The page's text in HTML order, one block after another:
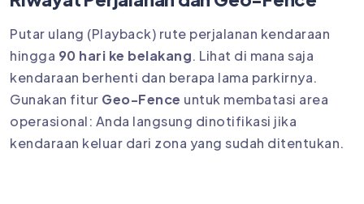
Putar ulang (Playback) rute perjalanan kendaraan
hingga 90 hari ke belakang. Lihat di mana saja
kendaraan berhenti dan berapa lama parkirnya.
Gunakan fitur Geo-Fence untuk membatasi area
operasional: Anda langsung dinotifikasi jika
kendaraan keluar dari zona yang sudah ditentukan.